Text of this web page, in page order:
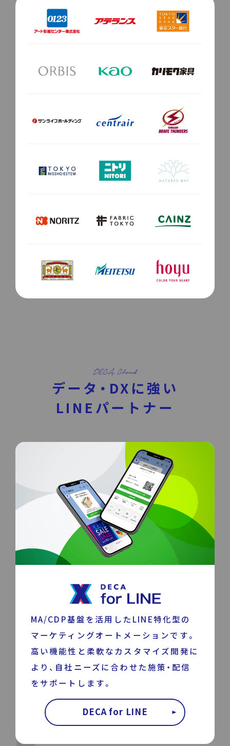
データ・DXに強い
LINEパートナー
MA/CDP基盤を活用したLINE特化型の
マーケティングオートメーションです。
高い機能性と柔軟なカスタマイズ開発に
より、自社ニーズに合わせた施策・配信
をサポートします。
DECA for LINE